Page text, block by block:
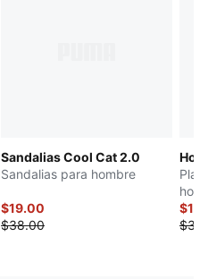
Sandalias Cool Cat 2.0
Sandalias para hombre
$19.00
$38.00